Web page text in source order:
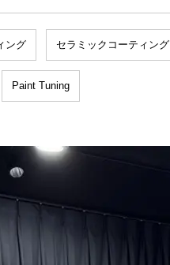
ング セラミックコーティング
Paint Tuning